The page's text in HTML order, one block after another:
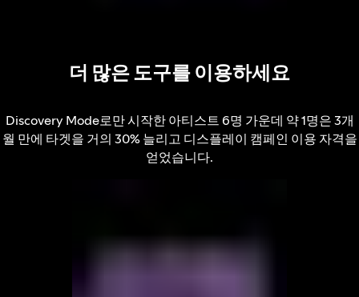
더 많은 도구를 이용하세요
Discovery Mode로만 시작한 아티스트 6명 가운데 약 1명은 3개
월 만에 타겟을 거의 30% 늘리고 디스플레이 캠페인 이용 자격을
얻었습니다.